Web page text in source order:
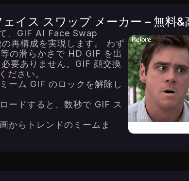
ェイス スワップ メーカー – 無料&
、GIF AI Face Swap
再構成を実現します。 わず
の滑らかさで HD GIF を出
要ありません。GIF 顔交換
ださい。
ーム GIF のロックを解除し
ードすると、数秒で GIF ス
からトレンドのミームま